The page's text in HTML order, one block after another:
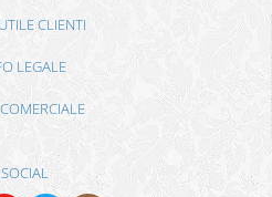
CLIENTI
LEGALE
SOCIAL